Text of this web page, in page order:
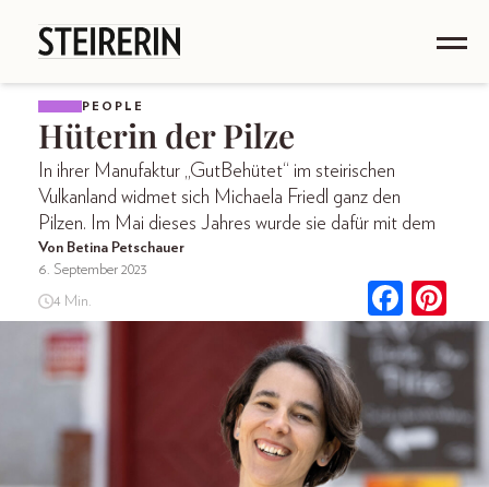
PEOPLE
Hüterin der Pilze
In ihrer Manufaktur „GutBehütet“ im steirischen
Vulkanland widmet sich Michaela Friedl ganz den
Pilzen. Im Mai dieses Jahres wurde sie dafür mit dem
Von Betina Petschauer
6. September 2023
4 Min.